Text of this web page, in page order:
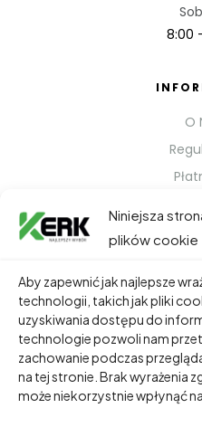
Niniejsza
plików cookie
Aby zapewnić jak najlepsze
technologii, takich jak pliki
uzyskiwania dostępu do
technologie pozwoli nam
zachowanie podczas
na tej stronie. Brak wyrażenia
może niekorzystnie wpłynąć
8:00
O
Dane